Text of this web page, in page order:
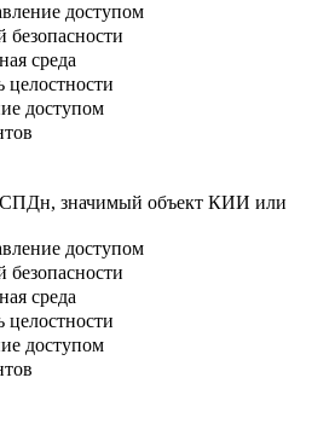
доступом
безопасности
среда
доступом
значимый объект КИИ или
доступом
безопасности
среда
доступом